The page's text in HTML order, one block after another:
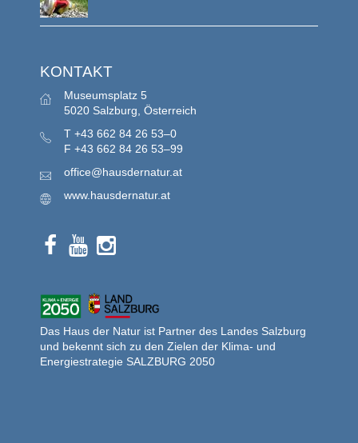
KONTAKT
Museumsplatz 5
5020 Salzburg, Österreich
T +43 662 84 26 53–0
F +43 662 84 26 53–99
office@hausdernatur.at
www.hausdernatur.at
Das Haus der Natur ist Partner des Landes Salzburg
und bekennt sich zu den Zielen der Klima- und
Energiestrategie SALZBURG 2050